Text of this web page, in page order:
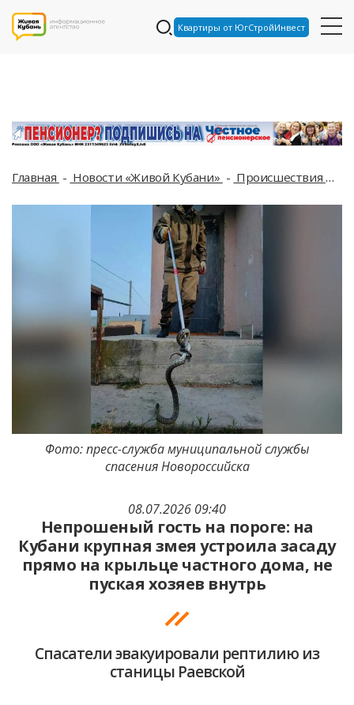
Квартиры от ЮгСтройИнвест
Главная Новости «Живой Кубани» Происшествия
08.07.2026 09:40
Непрошеный гость на пороге: на
Кубани крупная змея устроила засаду
прямо на крыльце частного дома, не
пуская хозяев внутрь
Спасатели эвакуировали рептилию из
станицы Раевской
Фото: пресс-служба муниципальной службы
спасения Новороссийска